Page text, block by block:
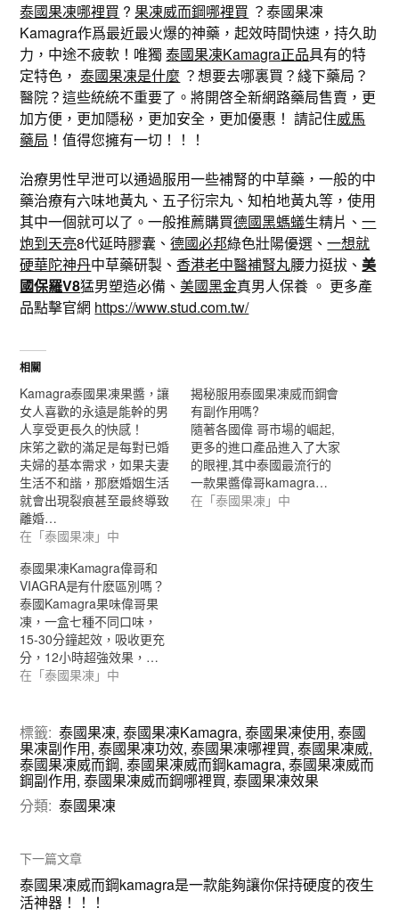
泰國果凍哪裡買 ? 果凍威而鋼哪裡買 ？泰國果凍
Kamagra作爲最近最火爆的神藥，起效時間快速，持久助
力，中途不疲軟！唯獨泰國果凍Kamagra正品具有的特
定特色，泰國果凍是什麼 ？想要去哪裏買？綫下藥局？
醫院？這些統統不重要了。將開啓全新網路藥局售賣，更
加方便，更加隱秘，更加安全，更加優惠！ 請記住威馬
藥局 ！值得您擁有一切！！！
治療男性早泄可以通過服用一些補腎的中草藥，一般的中
藥治療有六味地黃丸、五子衍宗丸、知柏地黃丸等，使用
其中一個就可以了。一般推薦購買德國黑螞蟻生精片、一
炮到天亮8代延時膠囊、德國必邦綠色壯陽優選、一想就
硬華陀神丹中草藥研製、香港老中醫補腎丸腰力挺拔、美
國保羅V8猛男塑造必備、美國黑金真男人保養 。 更多產
品點擊官網 https://www.stud.com.tw/
相關
Kamagra泰國果凍果醬，讓
女人喜歡的永遠是能幹的男
人享受更長久的快感！
床笫之歡的滿足是每對已婚
夫婦的基本需求，如果夫妻
生活不和諧，那麽婚姻生活
就會出現裂痕甚至最終導致
離婚…
在「泰國果凍」中
揭秘服用泰國果凍威而鋼會
有副作用嗎?
隨著各國偉 哥市場的崛起,
更多的進口產品進入了大家
的眼裡,其中泰國最流行的
一款果醬偉哥kamagra…
在「泰國果凍」中
泰國果凍Kamagra偉哥和
VIAGRA是有什麽區別嗎？
泰國Kamagra果味偉哥果
凍，一盒七種不同口味，
15-30分鐘起效，吸收更充
分，12小時超強效果，…
在「泰國果凍」中
標籤: 泰國果凍,泰國果凍Kamagra,泰國果凍使用,泰國
果凍副作用,泰國果凍功效,泰國果凍哪裡買,泰國果凍威,
泰國果凍威而鋼,泰國果凍威而鋼kamagra,泰國果凍威而
鋼副作用,泰國果凍威而鋼哪裡買,泰國果凍效果
分類: 泰國果凍
下一篇文章
泰國果凍威而鋼kamagra是一款能夠讓你保持硬度的夜生
活神器！！！